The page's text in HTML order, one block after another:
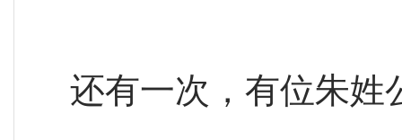
还有一次，有位朱姓